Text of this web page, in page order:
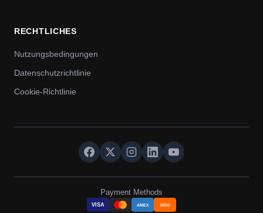
RECHTLICHES
Nutzungsbedingungen
Datenschutzrichtlinie
Cookie-Richtlinie
Payment Methods
VISA AMEX DISC